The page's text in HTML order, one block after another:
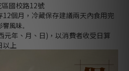
國校路12號
個月，冷藏保存建議兩天內食用完
風味。
元年、月、日)，以消費者收受日算
以上